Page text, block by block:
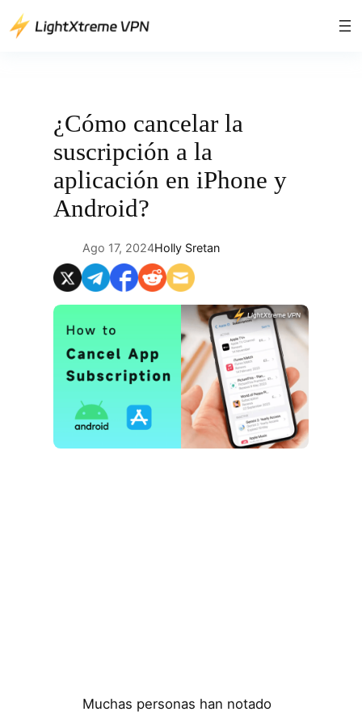
Saltar
¿Cómo cancelar la
suscripción a la
aplicación en iPhone y
Android?
Ago 17, 2024Holly Sretan
Muchas personas han notado